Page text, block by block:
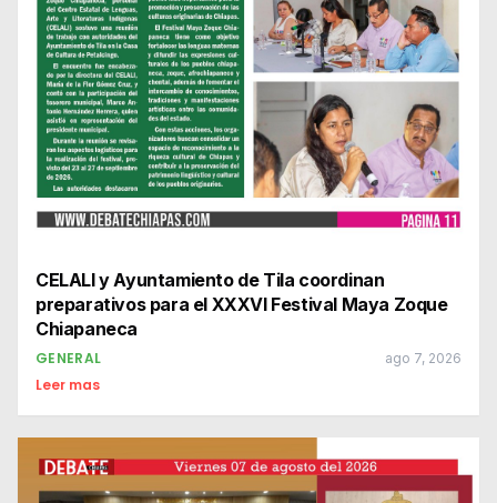
CELALI y Ayuntamiento de Tila coordinan
preparativos para el XXXVI Festival Maya Zoque
Chiapaneca
GENERAL ago 7, 2026
Leer mas